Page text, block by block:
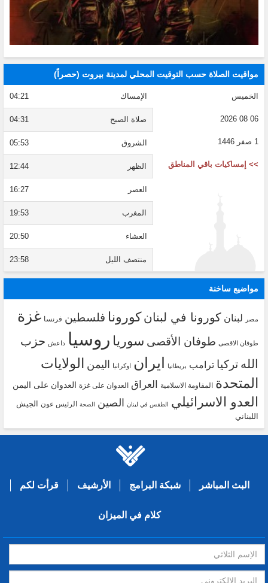
مواقيت الصلاة حسب التوقيت المحلي لمدينة بيروت (حصراً)
الخميس
06 08 2026
1 صفر 1446
>> إمساكيات باقي المناطق
الإمساك 04:21
صلاة الصبح 04:31
الشروق 05:53
الظهر 12:44
العصر 16:27
المغرب 19:53
العشاء 20:50
منتصف الليل 23:58
مواضيع ساخنة
مصر لبنان كورونا في لبنانكورونا فلسطين فرنسا غزة
طوفان الاقصى طوفان الأقصى سوريا روسيا داعش حزب
الله تركيا ترامب بريطانيا ايران اوكرانيا اليمن
الولايات
المتحدة
المقاومة الاسلامية العراق العدوان على غزة العدوان على اليمن
العدو الاسرائيلي الطقس في لبنان الصين الصحة الرئيس عون
الجيش
اللبناني
البث المباشر شبكة البرامج الأرشيف قرأت لكم
كلام في الميزان